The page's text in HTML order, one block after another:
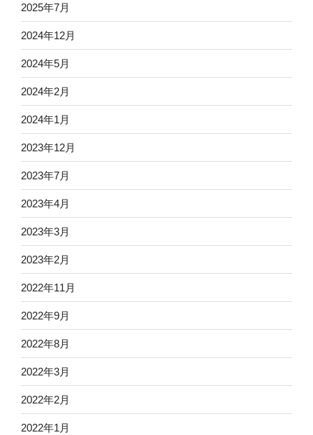
2025年7月
2024年12月
2024年5月
2024年2月
2024年1月
2023年12月
2023年7月
2023年4月
2023年3月
2023年2月
2022年11月
2022年9月
2022年8月
2022年3月
2022年2月
2022年1月